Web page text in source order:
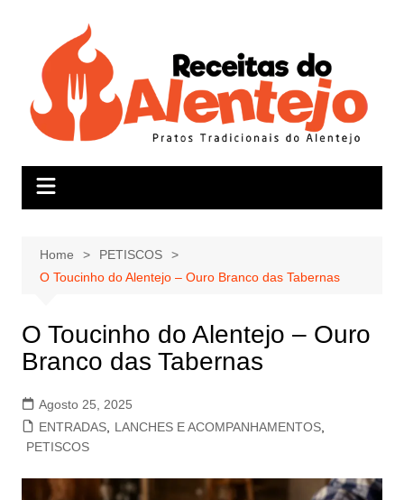
Home
PETISCOS
O Toucinho do Alentejo – Ouro Branco das Tabernas
O Toucinho do Alentejo – Ouro
Branco das Tabernas
Agosto 25, 2025
ENTRADAS, LANCHES E ACOMPANHAMENTOS,
PETISCOS